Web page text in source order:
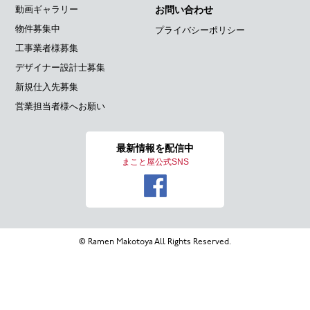
動画ギャラリー
物件募集中
工事業者様募集
デザイナー設計士募集
新規仕入先募集
営業担当者様へお願い
お問い合わせ
プライバシーポリシー
最新情報を配信中
まこと屋公式SNS
© Ramen Makotoya All Rights Reserved.